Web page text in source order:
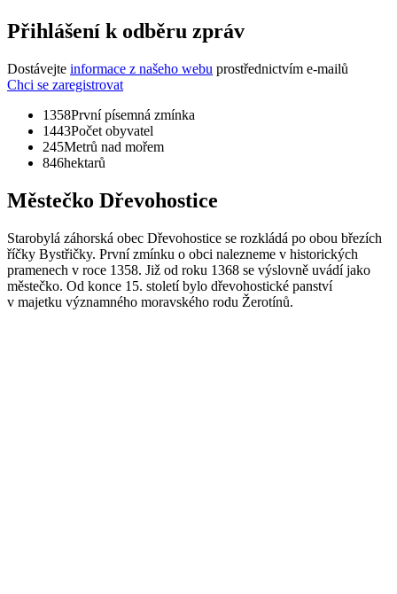
Přihlášení k odběru zpráv
Dostávejte informace z našeho webu prostřednictvím e-mailů
Chci se zaregistrovat
1358První písemná zmínka
1443Počet obyvatel
245Metrů nad mořem
846hektarů
Městečko Dřevohostice
Starobylá záhorská obec Dřevohostice se rozkládá po obou březích
říčky Bystřičky. První zmínku o obci nalezneme v historických
pramenech v roce 1358. Již od roku 1368 se výslovně uvádí jako
městečko. Od konce 15. století bylo dřevohostické panství
v majetku významného moravského rodu Žerotínů.